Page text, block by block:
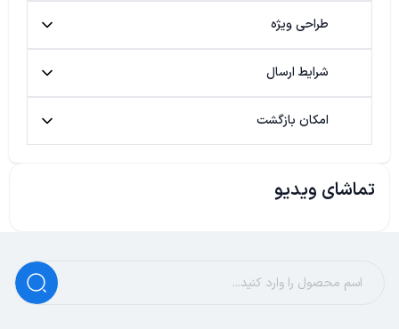
طراحی ویژه
شرایط ارسال
امکان بازگشت
تماشای ویدیو